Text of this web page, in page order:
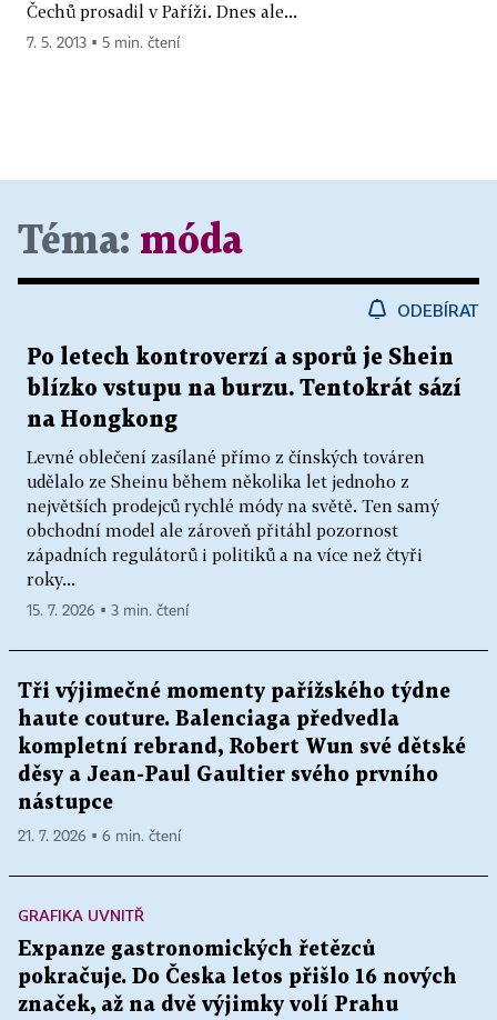
Čechů prosadil v Paříži. Dnes ale...
7. 5. 2013 ▪ 5 min. čtení
Téma: móda
ODEBÍRAT
Po letech kontroverzí a sporů je Shein
blízko vstupu na burzu. Tentokrát sází
na Hongkong
Levné oblečení zasílané přímo z čínských továren
udělalo ze Sheinu během několika let jednoho z
největších prodejců rychlé módy na světě. Ten samý
obchodní model ale zároveň přitáhl pozornost
západních regulátorů i politiků a na více než čtyři
roky...
15. 7. 2026 ▪ 3 min. čtení
Tři výjimečné momenty pařížského týdne
haute couture. Balenciaga předvedla
kompletní rebrand, Robert Wun své dětské
děsy a Jean-Paul Gaultier svého prvního
nástupce
21. 7. 2026 ▪ 6 min. čtení
GRAFIKA UVNITŘ
Expanze gastronomických řetězců
pokračuje. Do Česka letos přišlo 16 nových
značek, až na dvě výjimky volí Prahu